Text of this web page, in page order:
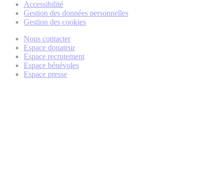
Accessibilité
Gestion des données personnelles
Gestion des cookies
Nous contacter
Espace donateur
Espace recrutement
Espace bénévoles
Espace presse